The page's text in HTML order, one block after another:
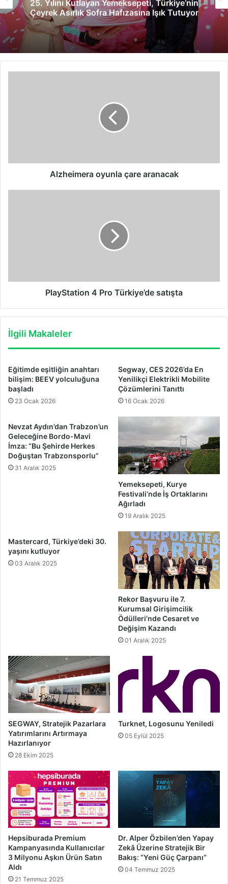
25. Yılını Kutlayan Yemeksepeti, Türkiye’nin
Çeyrek Asırlık Sofra Hafızasına Işık Tutuyor
Alzheimera oyunla çare aranacak
PlayStation 4 Pro Türkiye’de satışta
İlgili Makaleler
Eğitimde eşitliğin anahtarı
bilişim: BEEV yolculuğuna
başladı
23 Ocak 2026
Segway, CES 2026’da En
Yenilikçi Elektrikli Mobilite
Çözümlerini Tanıttı
16 Ocak 2026
Nevzat Aydın’dan Trabzon’un
Geleceğine Bordo-Mavi
İmza: “Bu Şehirde Herkes
Doğuştan Trabzonsporlu”
31 Aralık 2025
Yemeksepeti, Kurye
Festivali’nde İş Ortaklarını
Ağırladı
19 Aralık 2025
Mastercard, Türkiye’deki 30.
yaşını kutluyor
03 Aralık 2025
Rekor Başvuru ile 7.
Kurumsal Girişimcilik
Ödülleri’nde Cesaret ve
Değişim Kazandı
01 Aralık 2025
SEGWAY, Stratejik Pazarlara
Yatırımlarını Artırmaya
Hazırlanıyor
28 Ekim 2025
Turknet, Logosunu Yeniledi
05 Eylül 2025
Hepsiburada Premium
Kampanyasında Kullanıcılar
3 Milyonu Aşkın Ürün Satın
Aldı
21 Temmuz 2025
Dr. Alper Özbilen’den Yapay
Zekâ Üzerine Stratejik Bir
Bakış: “Yeni Güç Çarpanı”
04 Temmuz 2025